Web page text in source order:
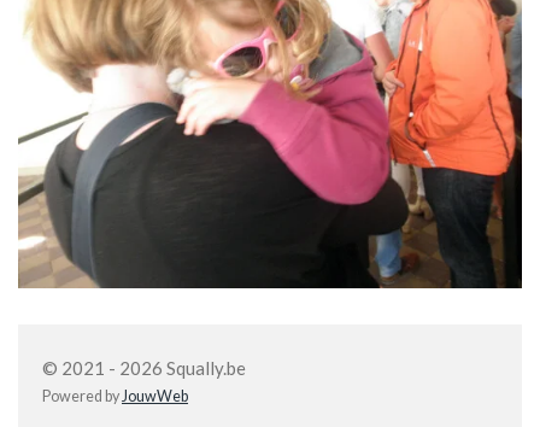
© 2021 - 2026 Squally.be
Powered by JouwWeb